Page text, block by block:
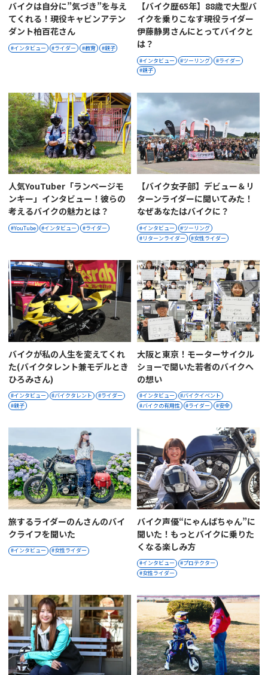
バイクは自分に”気づき”を与え
てくれる！現役キャビンアテン
ダント柏百花さん
インタビュー ライダー 教育 親子
【バイク歴65年】88歳で大型バ
イクを乗りこなす現役ライダー
伊藤静男さんにとってバイクと
は？
インタビュー ツーリング
ライダー
親子
人気YouTuber「ランページモ
ンキー」インタビュー！彼らの
考えるバイクの魅力とは？
YouTube インタビュー ライダー
【バイク女子部】デビュー＆リ
ターンライダーに聞いてみた！
なぜあなたはバイクに？
インタビュー
ツーリング
リターンライダー
女性ライダー
バイクが私の人生を変えてくれ
た(バイクタレント兼モデルとき
ひろみさん)
インタビュー バイクタレント
ライダー
親子
大阪と東京！モーターサイクル
ショーで聞いた若者のバイクへ
の想い
インタビュー
バイクイベント
バイクの有用性
ライダー 安全
旅するライダーのんさんのバイ
クライフを聞いた
インタビュー 女性ライダー
バイク声優“にゃんばちゃん”に
聞いた！もっとバイクに乗りた
くなる楽しみ方
インタビュー
プロテクター
女性ライダー